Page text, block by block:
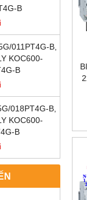
B
011PT4G-B,
KOC600-
B
018PT4G-B,
KOC600-
B